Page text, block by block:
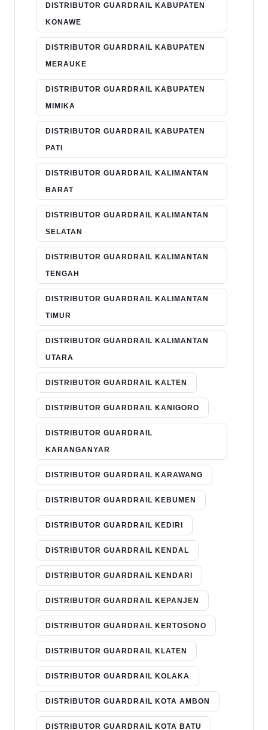
DISTRIBUTOR GUARDRAIL KABUPATEN
KONAWE
DISTRIBUTOR GUARDRAIL KABUPATEN
MERAUKE
DISTRIBUTOR GUARDRAIL KABUPATEN
MIMIKA
DISTRIBUTOR GUARDRAIL KABUPATEN
PATI
DISTRIBUTOR GUARDRAIL KALIMANTAN
BARAT
DISTRIBUTOR GUARDRAIL KALIMANTAN
SELATAN
DISTRIBUTOR GUARDRAIL KALIMANTAN
TENGAH
DISTRIBUTOR GUARDRAIL KALIMANTAN
TIMUR
DISTRIBUTOR GUARDRAIL KALIMANTAN
UTARA
DISTRIBUTOR GUARDRAIL KALTEN
DISTRIBUTOR GUARDRAIL KANIGORO
DISTRIBUTOR GUARDRAIL
KARANGANYAR
DISTRIBUTOR GUARDRAIL KARAWANG
DISTRIBUTOR GUARDRAIL KEBUMEN
DISTRIBUTOR GUARDRAIL KEDIRI
DISTRIBUTOR GUARDRAIL KENDAL
DISTRIBUTOR GUARDRAIL KENDARI
DISTRIBUTOR GUARDRAIL KEPANJEN
DISTRIBUTOR GUARDRAIL KERTOSONO
DISTRIBUTOR GUARDRAIL KLATEN
DISTRIBUTOR GUARDRAIL KOLAKA
DISTRIBUTOR GUARDRAIL KOTA AMBON
DISTRIBUTOR GUARDRAIL KOTA BATU